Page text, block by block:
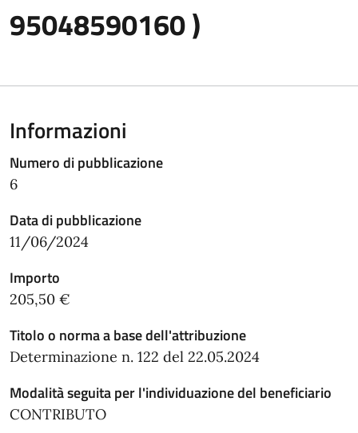
95048590160 )
Informazioni
Numero di pubblicazione
6
Data di pubblicazione
11/06/2024
Importo
205,50 €
Titolo o norma a base dell'attribuzione
Determinazione n. 122 del 22.05.2024
Modalità seguita per l'individuazione del beneficiario
CONTRIBUTO